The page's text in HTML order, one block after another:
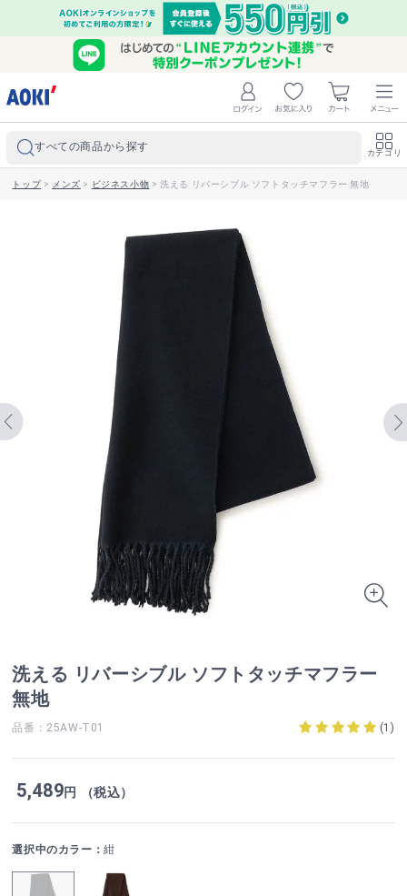
すべての商品から探す カテゴリ
トップ> メンズ > ビジネス小物 >洗える リバーシブル ソフトタッチマフラー 無地
洗える リバーシブル ソフトタッチマフラー
無地
品番：25AW-T01 (1 )
5,489円 （税込）
選択中のカラー：紺